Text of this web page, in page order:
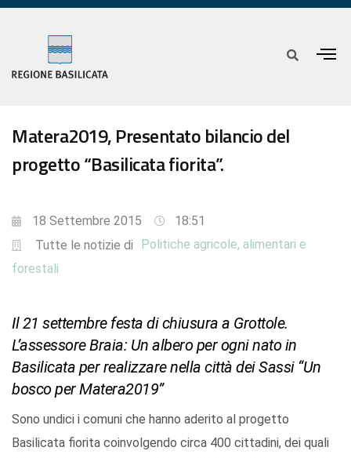
Matera2019, Presentato bilancio del
progetto “Basilicata fiorita”.
18 Settembre 2015
18:51
Tutte le notizie di
Politiche agricole, alimentari e
forestali
Il 21 settembre festa di chiusura a Grottole.
L’assessore Braia: Un albero per ogni nato in
Basilicata per realizzare nella città dei Sassi “Un
bosco per Matera2019”
Sono undici i comuni che hanno aderito al progetto
Basilicata fiorita coinvolgendo circa 400 cittadini, dei quali